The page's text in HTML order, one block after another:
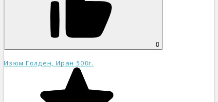
0
Изюм Голден, Иран 500г.